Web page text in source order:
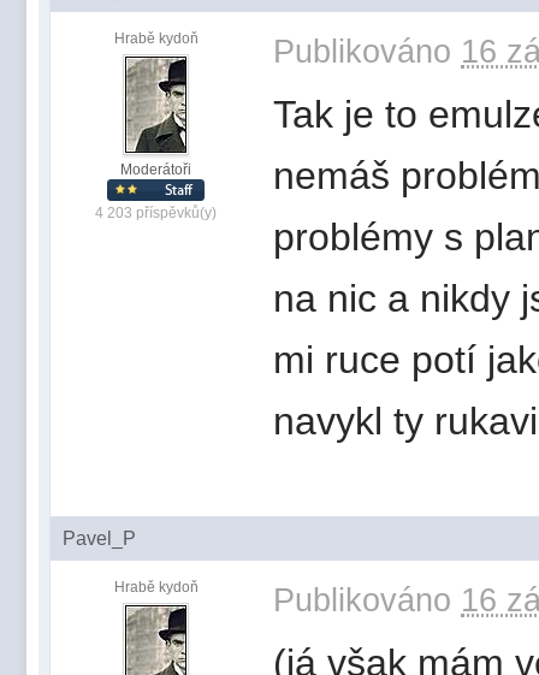
Hrabě kydoň
Moderátoři
4 203 příspěvků(y)
Publikováno 16
Tak je to
nemáš
problémy s
na nic a nikdy
mi ruce potí
navykl ty
Pavel_P
Hrabě kydoň Publikováno 16
(já však mám